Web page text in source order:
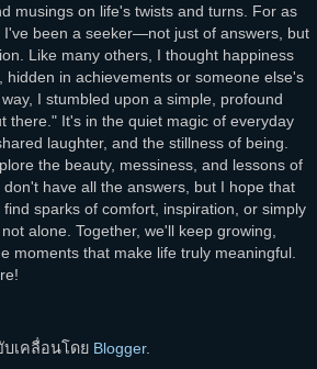
musings on life's twists and turns. For as
I've been a seeker—not just of answers, but
Like many others, I thought happiness
hidden in achievements or someone else's
I stumbled upon a simple, profound
there." It's in the quiet magic of everyday
laughter, and the stillness of being.
the beauty, messiness, and lessons of
have all the answers, but I hope that
sparks of comfort, inspiration, or simply
alone. Together, we'll keep growing,
moments that make life truly meaningful.
บเคลื่อนโดย Blogger.